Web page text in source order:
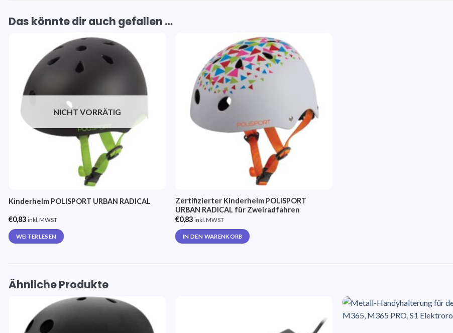
Das könnte dir auch gefallen …
Auf die
Wunschliste
NICHT VORRÄTIG
Kinderhelm POLISPORT URBAN RADICAL
€0,83 inkl. MWST
WEITERLESEN
Auf die
Wunschliste
Zertifizierter Kinderhelm POLISPORT
URBAN RADICAL für Zweiradfahren
€0,83 inkl. MWST
IN DEN WARENKORB
Ähnliche Produkte
Auf die
Wunschliste
Wunschliste